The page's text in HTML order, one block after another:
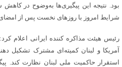
بود. نتیجه این پیگیری‌ها به‌وضوح در
شرایط امروز با روزهای نخست پس از
رئیس هیئت مذاکره کننده ایرانی اعلام
آمریکا و لبنان کمیته‌ای مشترک تشکیل
استقرار حاکمیت ملی لبنان نظارت کند.